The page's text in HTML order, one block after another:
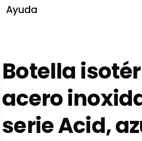
Ayuda
Botella
acero
serie Acid,